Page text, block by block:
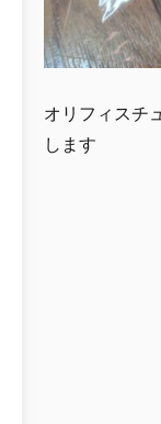
オリフィスチ
します